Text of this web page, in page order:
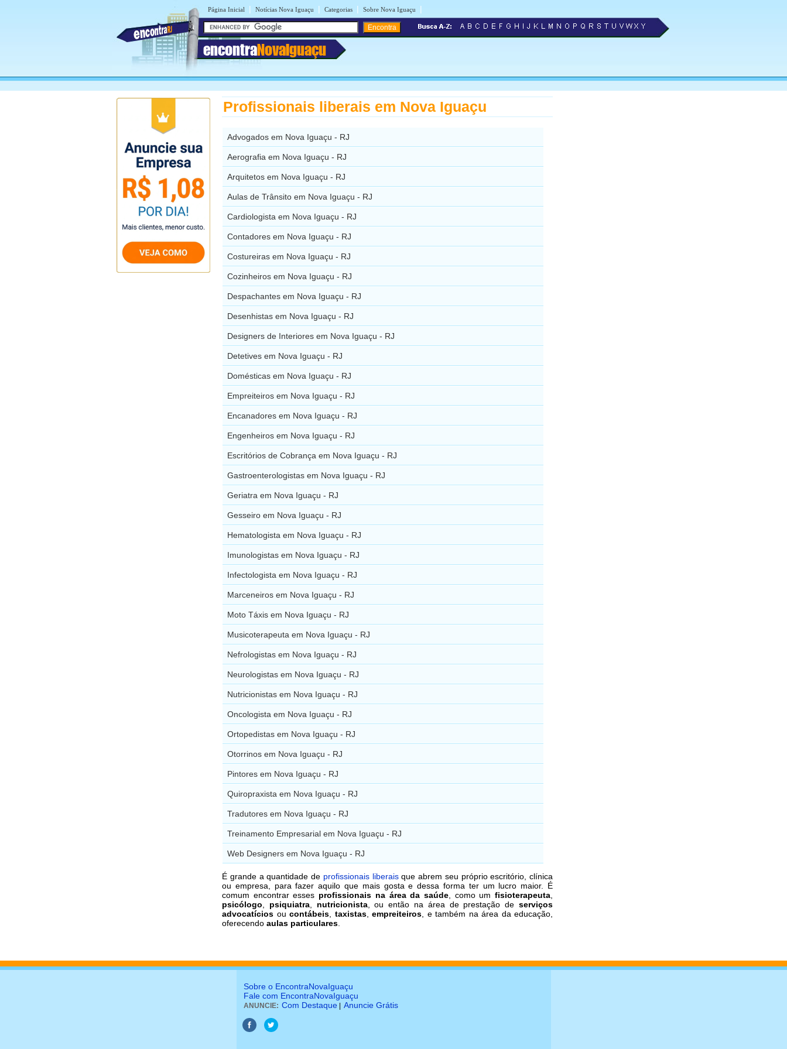
Página Inicial | Notícias Nova Iguaçu | Categorias | Sobre Nova Iguaçu |
encontraNovaIguaçu
Profissionais liberais em Nova Iguaçu
Advogados em Nova Iguaçu - RJ
Aerografia em Nova Iguaçu - RJ
Arquitetos em Nova Iguaçu - RJ
Aulas de Trânsito em Nova Iguaçu - RJ
Cardiologista em Nova Iguaçu - RJ
Contadores em Nova Iguaçu - RJ
Costureiras em Nova Iguaçu - RJ
Cozinheiros em Nova Iguaçu - RJ
Despachantes em Nova Iguaçu - RJ
Desenhistas em Nova Iguaçu - RJ
Designers de Interiores em Nova Iguaçu - RJ
Detetives em Nova Iguaçu - RJ
Domésticas em Nova Iguaçu - RJ
Empreiteiros em Nova Iguaçu - RJ
Encanadores em Nova Iguaçu - RJ
Engenheiros em Nova Iguaçu - RJ
Escritórios de Cobrança em Nova Iguaçu - RJ
Gastroenterologistas em Nova Iguaçu - RJ
Geriatra em Nova Iguaçu - RJ
Gesseiro em Nova Iguaçu - RJ
Hematologista em Nova Iguaçu - RJ
Imunologistas em Nova Iguaçu - RJ
Infectologista em Nova Iguaçu - RJ
Marceneiros em Nova Iguaçu - RJ
Moto Táxis em Nova Iguaçu - RJ
Musicoterapeuta em Nova Iguaçu - RJ
Nefrologistas em Nova Iguaçu - RJ
Neurologistas em Nova Iguaçu - RJ
Nutricionistas em Nova Iguaçu - RJ
Oncologista em Nova Iguaçu - RJ
Ortopedistas em Nova Iguaçu - RJ
Otorrinos em Nova Iguaçu - RJ
Pintores em Nova Iguaçu - RJ
Quiropraxista em Nova Iguaçu - RJ
Tradutores em Nova Iguaçu - RJ
Treinamento Empresarial em Nova Iguaçu - RJ
Web Designers em Nova Iguaçu - RJ
É grande a quantidade de profissionais liberaisque abrem seu próprio escritório, clínica
ou empresa, para fazer aquilo que mais gosta e dessa forma ter um lucro maior. É
comum encontrar esses profissionais na área da saúde, como umfisioterapeuta
psicólogo
psiquiatra, nutricionista, ou então na área de prestação deserviços
advocatícios ou contábeis taxistas, empreiteiros , e também na área da educação,
oferecendo aulas particulares
Sobre o EncontraNovaIguaçu
Fale com EncontraNovaIguaçu
ANUNCIE: Com Destaque Anuncie Grátis